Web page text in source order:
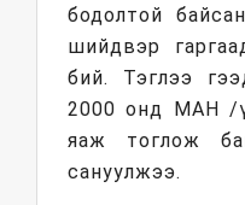
бодолтой
шийдвэр
бий. Тэглээ
2000 онд МАН /
яаж тоглож
сануулжээ.